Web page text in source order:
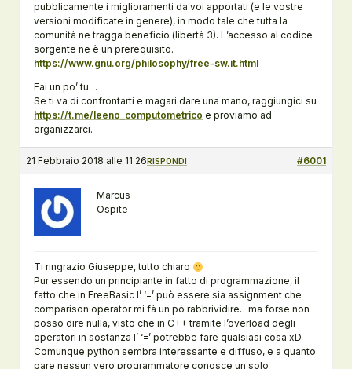
pubblicamente i miglioramenti da voi apportati (e le vostre
versioni modificate in genere), in modo tale che tutta la
comunità ne tragga beneficio (libertà 3). L’accesso al codice
sorgente ne è un prerequisito.
https://www.gnu.org/philosophy/free-sw.it.html
Fai un po’ tu…
Se ti va di confrontarti e magari dare una mano, raggiungici su
https://t.me/leeno_computometrico e proviamo ad
organizzarci.
21 Febbraio 2018 alle 11:26 #6001
RISPONDI
Marcus
Ospite
Ti ringrazio Giuseppe, tutto chiaro
Pur essendo un principiante in fatto di programmazione, il
fatto che in FreeBasic l’ ‘=’ può essere sia assignment che
comparison operator mi fà un pò rabbrividire…ma forse non
posso dire nulla, visto che in C++ tramite l’overload degli
operatori in sostanza l’ ‘=’ potrebbe fare qualsiasi cosa xD
Comunque python sembra interessante e diffuso, e a quanto
pare nessun vero programmatore conosce un solo